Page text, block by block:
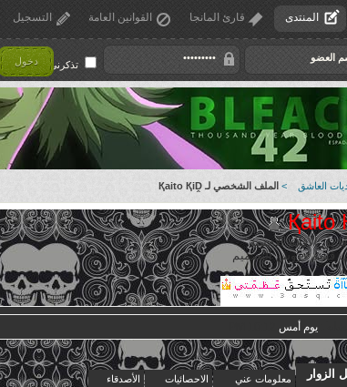
المنتدى قارئ المانجا القوانين العامة التسجيل
تذكرني ! دخول
العاشق > الملف الشخصي لـ Қaito ҚiḒ
Қaito
الأفلام الأجنبية
قسم دروس التصميم
يوم أمس
الزوار معلومات عني الاحصائيات الأصدقاء